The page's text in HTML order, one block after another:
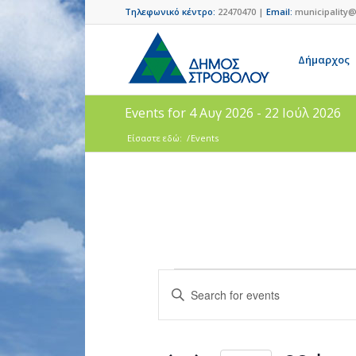
Τηλεφωνικό κέντρο: 22470470 | Email:
Δήμαρχος
Events for 4 Αυγ 2026 - 22 Ιούλ 2026
Είσαστε εδώ: /Events
Events
Search
and
Enter
Keyword.
Search